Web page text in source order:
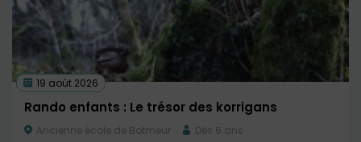
19 août 2026
Rando enfants : Le trésor des korrigans
Ancienne école de Botmeur Dès 6 ans